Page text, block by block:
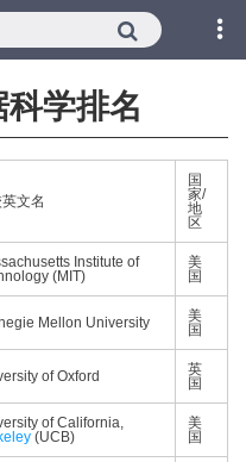
学排名
文名
国
家/
地
区
Institute of
(MIT)
美
国
Mellon University
美
国
of Oxford
英
国
of California,
(UCB)
美
国